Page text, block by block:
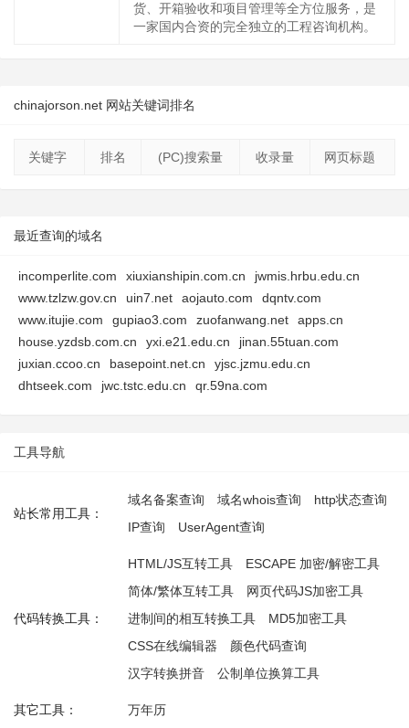
货、开箱验收和项目管理等全方位服务，是
一家国内合资的完全独立的工程咨询机构。
chinajorson.net 网站关键词排名
关键字 排名 (PC)搜索量 收录量 网页标题
最近查询的域名
incomperlite.com xiuxianshipin.com.cn
jwmis.hrbu.edu.cn
www.tzlzw.gov.cn
uin7.net aojauto.com
dqntv.com
www.itujie.com
gupiao3.com zuofanwang.net
apps.cn
house.yzdsb.com.cn
yxi.e21.edu.cn
jinan.55tuan.com
juxian.ccoo.cn
basepoint.net.cn
yjsc.jzmu.edu.cn
dhtseek.com
jwc.tstc.edu.cn qr.59na.com
工具导航
站长常用工具：
域名备案查询 域名whois查询
http状态查询
IP查询
UserAgent查询
代码转换工具：
HTML/JS互转工具
ESCAPE 加密/解密工具
简体/繁体互转工具
网页代码JS加密工具
进制间的相互转换工具
MD5加密工具
CSS在线编辑器
颜色代码查询
汉字转换拼音
公制单位换算工具
其它工具： 万年历